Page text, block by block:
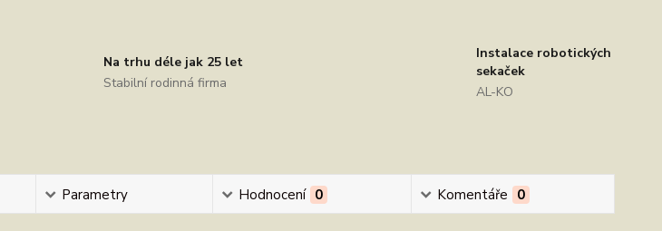
Na trhu déle jak 25 let
Stabilní rodinná firma
Instalace robotických
sekaček
AL-KO
Parametry Hodnocení 0 Komentáře 0